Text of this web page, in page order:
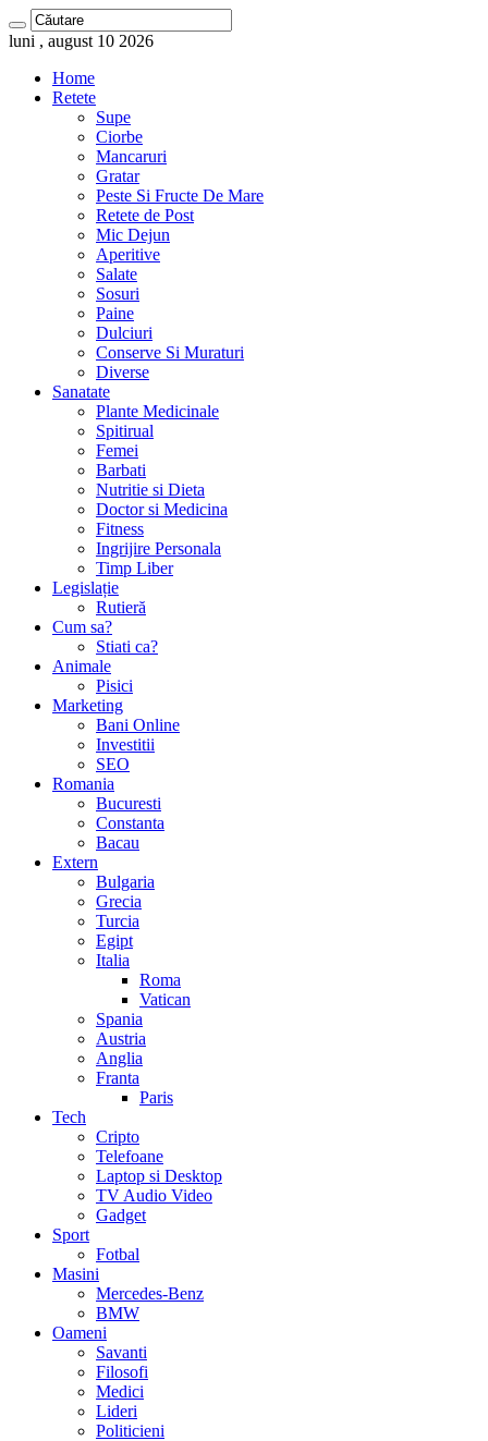
luni , august 10 2026
Home
Retete
Supe
Ciorbe
Mancaruri
Gratar
Peste Si Fructe De Mare
Retete de Post
Mic Dejun
Aperitive
Salate
Sosuri
Paine
Dulciuri
Conserve Si Muraturi
Diverse
Sanatate
Plante Medicinale
Spitirual
Femei
Barbati
Nutritie si Dieta
Doctor si Medicina
Fitness
Ingrijire Personala
Timp Liber
Legislație
Rutieră
Cum sa?
Stiati ca?
Animale
Pisici
Marketing
Bani Online
Investitii
SEO
Romania
Bucuresti
Constanta
Bacau
Extern
Bulgaria
Grecia
Turcia
Egipt
Italia
Roma
Vatican
Spania
Austria
Anglia
Franta
Paris
Tech
Cripto
Telefoane
Laptop si Desktop
TV Audio Video
Gadget
Sport
Fotbal
Masini
Mercedes-Benz
BMW
Oameni
Savanti
Filosofi
Medici
Lideri
Politicieni